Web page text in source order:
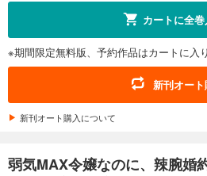
カートに全
※期間限定無料版、予約作品はカートに入
新刊オート
新刊オート購入について
弱気MAX令嬢なのに、辣腕婚